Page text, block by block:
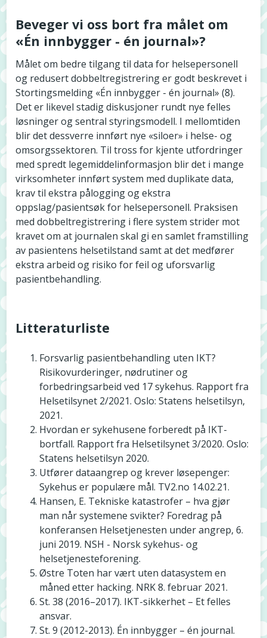
Beveger vi oss bort fra målet om
«Én innbygger - én journal»?
Målet om bedre tilgang til data for helsepersonell
og redusert dobbeltregistrering er godt beskrevet i
Stortingsmelding «Én innbygger - én journal» (8).
Det er likevel stadig diskusjoner rundt nye felles
løsninger og sentral styringsmodell. I mellomtiden
blir det dessverre innført nye «siloer» i helse- og
omsorgssektoren. Til tross for kjente utfordringer
med spredt legemiddelinformasjon blir det i mange
virksomheter innført system med duplikate data,
krav til ekstra pålogging og ekstra
oppslag/pasientsøk for helsepersonell. Praksisen
med dobbeltregistrering i flere system strider mot
kravet om at journalen skal gi en samlet framstilling
av pasientens helsetilstand samt at det medfører
ekstra arbeid og risiko for feil og uforsvarlig
pasientbehandling.
Litteraturliste
Forsvarlig pasientbehandling uten IKT?
Risikovurderinger, nødrutiner og
forbedringsarbeid ved 17 sykehus. Rapport fra
Helsetilsynet 2/2021. Oslo: Statens helsetilsyn,
2021.
Hvordan er sykehusene forberedt på IKT-
bortfall. Rapport fra Helsetilsynet 3/2020. Oslo:
Statens helsetilsyn 2020.
Utfører dataangrep og krever løsepenger:
Sykehus er populære mål. TV2.no 14.02.21.
Hansen, E. Tekniske katastrofer – hva gjør
man når systemene svikter? Foredrag på
konferansen Helsetjenesten under angrep, 6.
juni 2019. NSH - Norsk sykehus- og
helsetjenesteforening.
Østre Toten har vært uten datasystem en
måned etter hacking. NRK 8. februar 2021.
St. 38 (2016–2017). IKT-sikkerhet – Et felles
ansvar.
St. 9 (2012-2013). Én innbygger – én journal.